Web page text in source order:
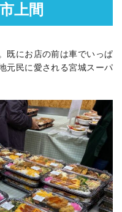
上間
既にお店の前は車でいっぱ
元民に愛される宮城スーパ